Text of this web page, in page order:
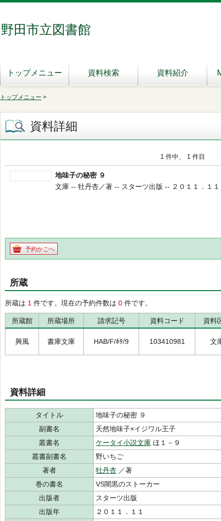
野田市立図書館
トップメニュー 資料検索 資料紹介
トップメニュー >
資料詳細
1 件中、 1 件目
地味子の秘密 ９
文庫 -- 牡丹杏／著 -- スターツ出版 -- ２０１１．１
予約かごへ
所蔵
所蔵は 1 件です。現在の予約件数は 0 件です。
所蔵館 所蔵場所 請求記号 資料コード 資料
興風 書庫文庫 HAB/F/ﾎﾀ/9 103410981 文
資料詳細
タイトル
地味子の秘密 ９
副書名
天然地味子×イジワル王子
叢書名
ケータイ小説文庫 ほ１－９
叢書副書名
野いちご
著者
牡丹杏 ／著
巻の書名
VS闇黒のストーカー
出版者
スターツ出版
出版年
２０１１．１１